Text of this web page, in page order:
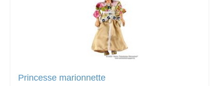
Princesse marionnette